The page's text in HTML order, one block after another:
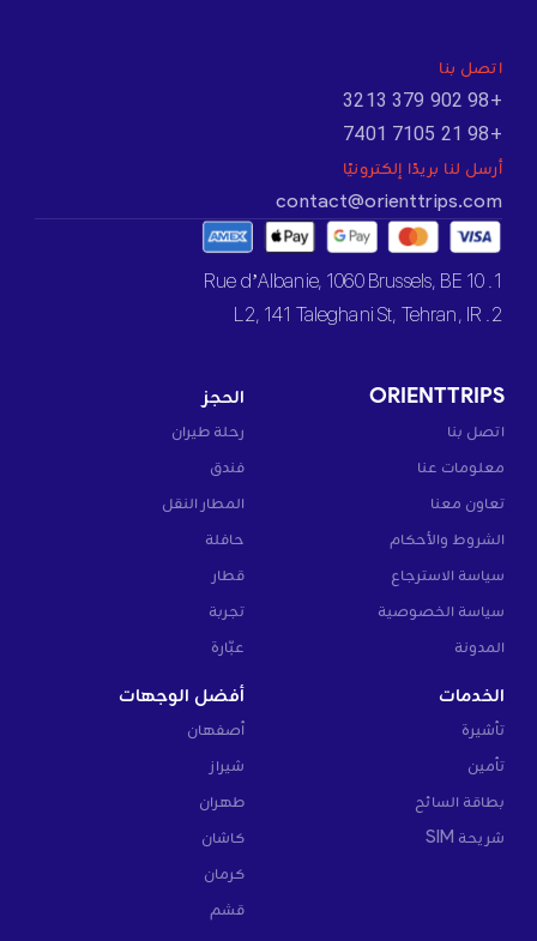
اتصل بنا
+98 902 379 3213
+98 21 7105 7401
أرسل لنا بريدًا إلكترونيًا
contact@orienttrips.com
1. 10 Rue d’Albanie, 1060 Brussels, BE
2. L2, 141 Taleghani St, Tehran, IR
ORIENTTRIPS
اتصل بنا
معلومات عنا
تعاون معنا
الشروط والأحكام
سياسة الاسترجاع
سياسة الخصوصية
المدونة
الحجز
رحلة طيران
فندق
المطار النقل
حافلة
قطار
تجربة
عبّارة
الخدمات
تأشيرة
تأمين
بطاقة السائح
شريحة SIM
أفضل الوجهات
أصفهان
شيراز
طهران
كاشان
كرمان
قشم